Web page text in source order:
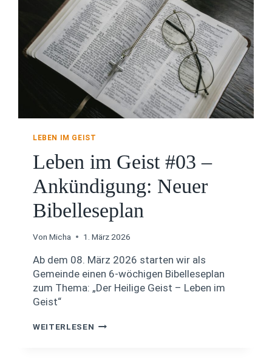
E
I
S
T
#
0
4
–
B
I
B
E
L
E
S
E
L
N
D
E
R
H
L
LEBEN IM GEIST
Leben im Geist #03 –
Ankündigung: Neuer
Bibelleseplan
Von Micha 1. März 2026
Ab dem 08. März 2026 starten wir als
Gemeinde einen 6-wöchigen Bibelleseplan
zum Thema: „Der Heilige Geist – Leben im
Geist“
WEITERLESEN L